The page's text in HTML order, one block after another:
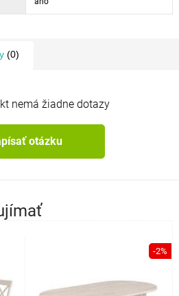
(0)
nemá žiadne dotazy
otázku
-2%